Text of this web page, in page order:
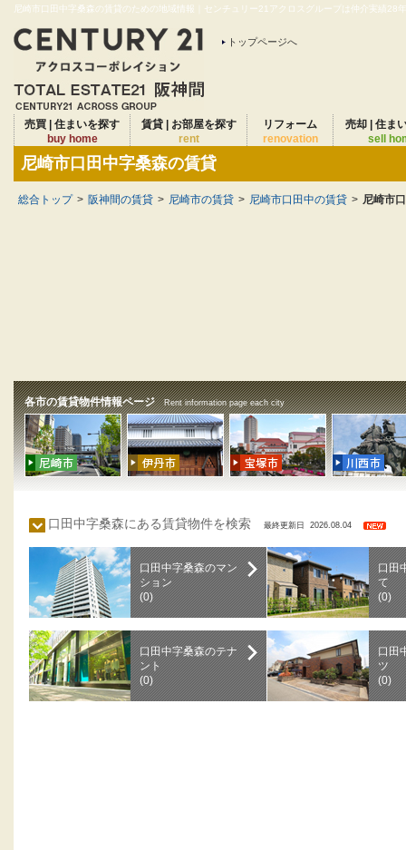
尼崎市口田中字桑森の賃貸のための地域情報｜センチュリー21アクロスグループは仲介実績28
トップページへ
売買 | 住まいを探す
buy home
賃貸 | お部屋を探す
rent
リフォーム
renovation
売却 | 住ま
sell
尼崎市口田中字桑森の賃貸
総合トップ > 阪神間の賃貸 > 尼崎市の賃貸 > 尼崎市口田中の賃貸 > 尼崎市
各市の賃貸物件情報ページ Rent information page each city
口田中字桑森にある賃貸物件を検索 最終更新日 2026.08.04
口田中字桑森のマン
ション
(0)
口田
て
(0)
口田中字桑森のテナ
ント
(0)
口田
ツ
(0)